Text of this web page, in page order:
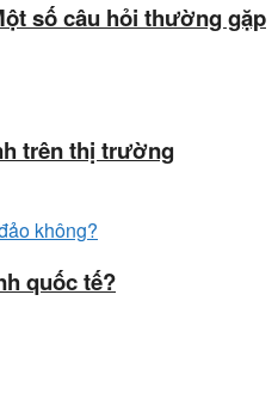
số câu hỏi thường gặp
trên thị trường
quốc tế?